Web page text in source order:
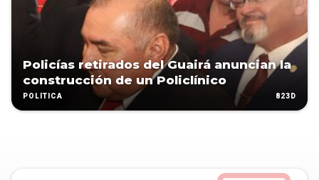
Policías retirados del Guairá anuncian la
construcción de un Policlínico
POLÍTICA 823D